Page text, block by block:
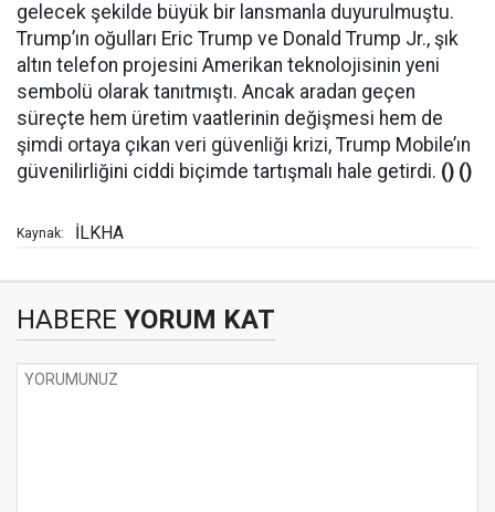
gelecek şekilde büyük bir lansmanla duyurulmuştu.
Trump’ın oğulları Eric Trump ve Donald Trump Jr., şık
altın telefon projesini Amerikan teknolojisinin yeni
sembolü olarak tanıtmıştı. Ancak aradan geçen
süreçte hem üretim vaatlerinin değişmesi hem de
şimdi ortaya çıkan veri güvenliği krizi, Trump Mobile’ın
güvenilirliğini ciddi biçimde tartışmalı hale getirdi. () ()
Kaynak: İLKHA
HABERE YORUM KAT